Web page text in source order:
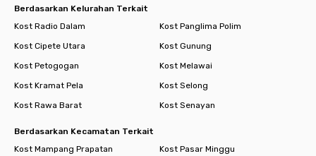
Berdasarkan Kelurahan Terkait
Kost Radio Dalam
Kost Panglima Polim
Kost Cipete Utara
Kost Gunung
Kost Petogogan
Kost Melawai
Kost Kramat Pela
Kost Selong
Kost Rawa Barat
Kost Senayan
Berdasarkan Kecamatan Terkait
Kost Mampang Prapatan
Kost Pasar Minggu